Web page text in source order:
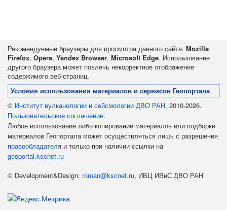
Рекомендуемые браузеры для просмотра данного сайта: Mozilla
Firefox, Opera, Yandex Browser, Microsoft Edge. Использование
другого браузера может повлечь некорректное отображение
содержимого веб-страниц.
Условия использования материалов и сервисов Геопортала
© Институт вулканологии и сейсмологии ДВО РАН, 2010-2026.
Пользовательское соглашение.
Любое использование либо копирование материалов или подборки
материалов Геопортала может осуществляться лишь с разрешения
правообладателя и только при наличии ссылки на
geoportal.kscnet.ru
© Development&Design: roman@kscnet.ru, ИВЦ ИВиС ДВО РАН